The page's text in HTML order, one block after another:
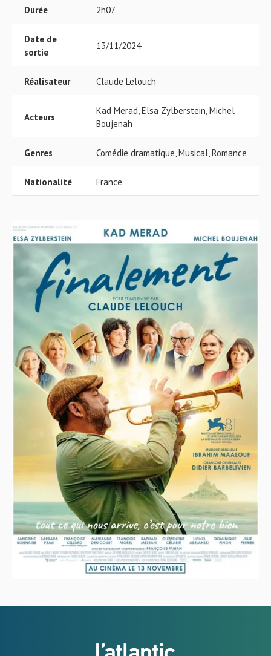
Durée 2h07
Date de
sortie
13/11/2024
Réalisateur Claude Lelouch
Acteurs
Kad Merad, Elsa Zylberstein, Michel
Boujenah
Genres Comédie dramatique, Musical, Romance
Nationalité France